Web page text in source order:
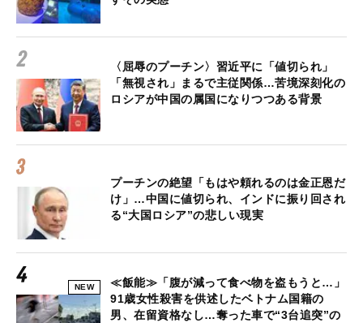
〈屈辱のプーチン〉習近平に「値切られ」
「無視され」まるで主従関係…苦境深刻化の
ロシアが中国の属国になりつつある背景
プーチンの絶望「もはや頼れるのは金正恩だ
け」…中国に値切られ、インドに振り回され
る“大国ロシア”の悲しい現実
NEW
≪飯能≫「腹が減って食べ物を盗もうと…」
91歳女性殺害を供述したベトナム国籍の
男、在留資格なし…奪った車で“3台追突”の